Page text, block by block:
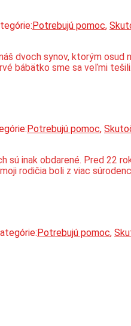
Potrebujú pomoc,
dvoch synov, ktorým
bábätko sme sa veľmi
Potrebujú pomoc,
inak obdarené. Pred 22
rodičia boli z viac
Potrebujú pomoc,